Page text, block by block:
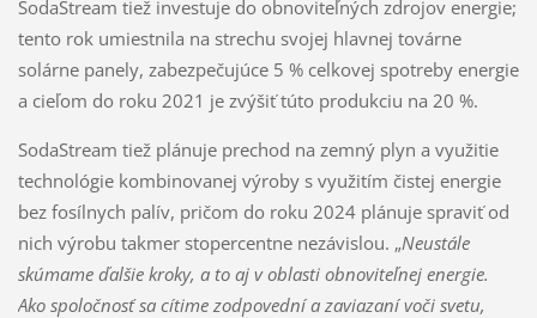
SodaStream tiež investuje do obnoviteľných zdrojov energie;
tento rok umiestnila na strechu svojej hlavnej továrne
solárne panely, zabezpečujúce 5 % celkovej spotreby energie
a cieľom do roku 2021 je zvýšiť túto produkciu na 20 %.
SodaStream tiež plánuje prechod na zemný plyn a využitie
technológie kombinovanej výroby s využitím čistej energie
bez fosílnych palív, pričom do roku 2024 plánuje spraviť od
nich výrobu takmer stopercentne nezávislou. „Neustále
skúmame ďalšie kroky, a to aj v oblasti obnoviteľnej energie.
Ako spoločnosť sa cítime zodpovední a zaviazaní voči svetu,